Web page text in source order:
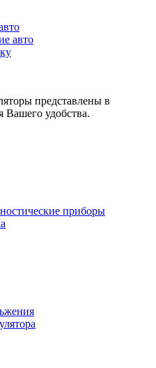
авто
представлены в
Вашего удобства.
приборы